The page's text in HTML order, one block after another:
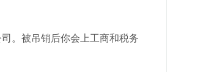
。 被吊销后你会上工商和税务